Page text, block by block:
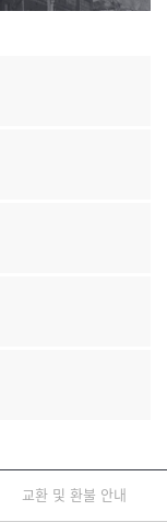
교환 및 환불 안내